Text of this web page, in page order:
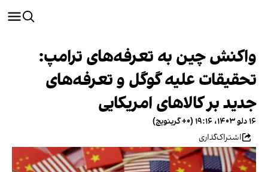
واکنش چین به تعرفه‌های ترامپ:
تحقیقات علیه گوگل و تعرفه‌های
جدید بر کالاهای امریکایی
۱۶ دلو ۱۴۰۳، ۱۹:۱۶ (‎+۰ گرینویچ)
اشتراک‌گذاری